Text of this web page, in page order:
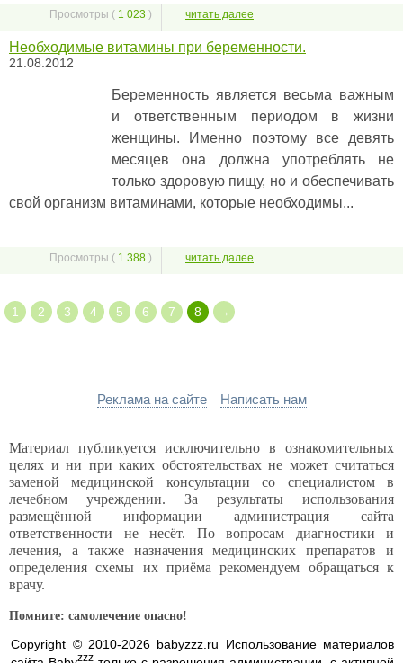
Просмотры ( 1 023 ) читать далее
Необходимые витамины при беременности.
21.08.2012
Беременность является весьма важным
и ответственным периодом в жизни
женщины. Именно поэтому все девять
месяцев она должна употреблять не
только здоровую пищу, но и обеспечивать
свой организм витаминами, которые необходимы...
Просмотры ( 1 388 ) читать далее
1 2 3 4 5 6 7 8 →
Реклама на сайте Написать нам
Материал публикуется исключительно в ознакомительных
целях и ни при каких обстоятельствах не может считаться
заменой медицинской консультации со специалистом в
лечебном учреждении. За результаты использования
размещённой информации администрация сайта
ответственности не несёт. По вопросам диагностики и
лечения, а также назначения медицинских препаратов и
определения схемы их приёма рекомендуем обращаться к
врачу.
Помните: самолечение опасно!
Copyright © 2010-2026 babyzzz.ru Использование материалов
zzz